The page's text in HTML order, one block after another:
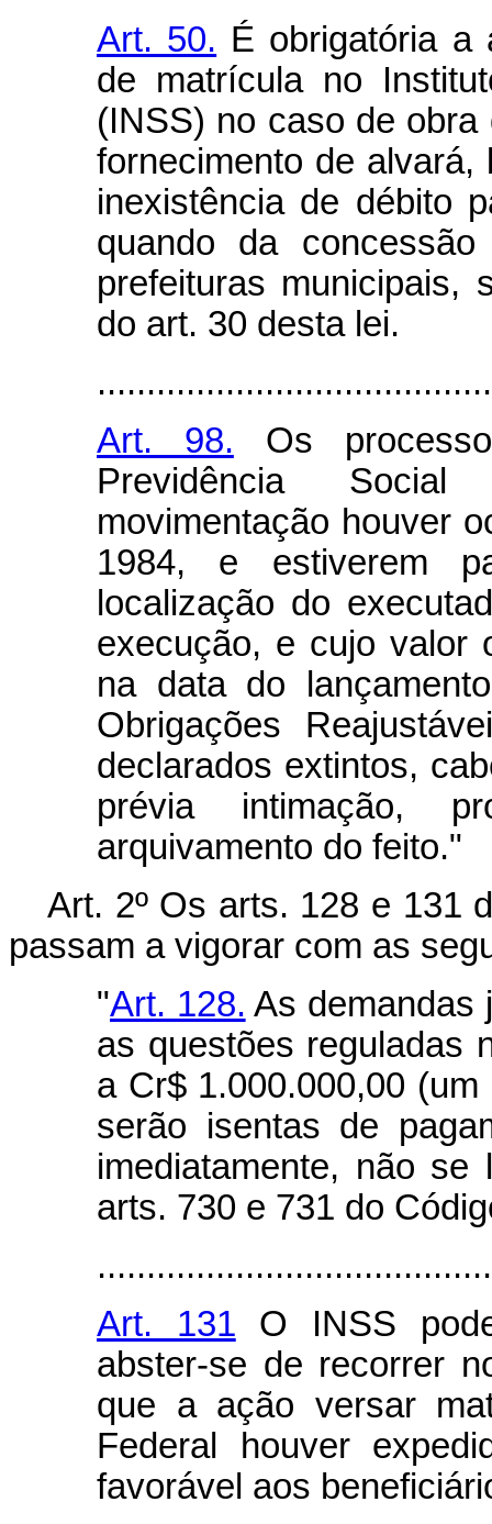
Art. 50. É obrigatória a
de matrícula no
(INSS) no caso de
fornecimento de
inexistência de débito
quando da
prefeituras municipais,
do art. 30 desta lei.
Art. 98. Os
Previdência
movimentação houver
1984, e estiverem
localização do
execução, e cujo valor
na data do
Obrigações
declarados extintos,
prévia intimação,
arquivamento do feito."
Art. 2º Os arts. 128 e 131
passam a vigorar com as
"Art. 128. As demandas
as questões reguladas
a Cr$ 1.000.000,00
serão isentas de
imediatamente, não
arts. 730 e 731 do
Art. 131 O INSS
abster-se de recorrer
que a ação versar
Federal houver
favorável aos